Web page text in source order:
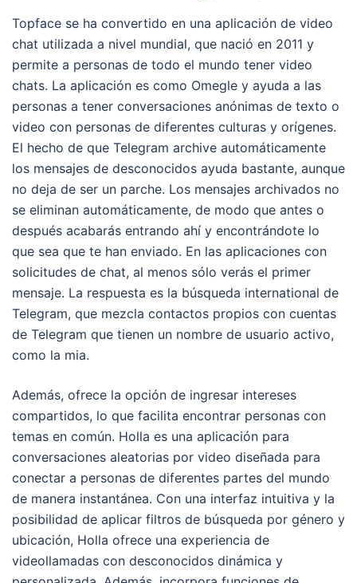
Topface se ha convertido en una aplicación de video
chat utilizada a nivel mundial, que nació en 2011 y
permite a personas de todo el mundo tener video
chats. La aplicación es como Omegle y ayuda a las
personas a tener conversaciones anónimas de texto o
video con personas de diferentes culturas y orígenes.
El hecho de que Telegram archive automáticamente
los mensajes de desconocidos ayuda bastante, aunque
no deja de ser un parche. Los mensajes archivados no
se eliminan automáticamente, de modo que antes o
después acabarás entrando ahí y encontrándote lo
que sea que te han enviado. En las aplicaciones con
solicitudes de chat, al menos sólo verás el primer
mensaje. La respuesta es la búsqueda international de
Telegram, que mezcla contactos propios con cuentas
de Telegram que tienen un nombre de usuario activo,
como la mia.
Además, ofrece la opción de ingresar intereses
compartidos, lo que facilita encontrar personas con
temas en común. Holla es una aplicación para
conversaciones aleatorias por video diseñada para
conectar a personas de diferentes partes del mundo
de manera instantánea. Con una interfaz intuitiva y la
posibilidad de aplicar filtros de búsqueda por género y
ubicación, Holla ofrece una experiencia de
videollamadas con desconocidos dinámica y